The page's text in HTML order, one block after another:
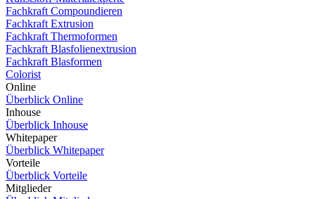
Fachkraft Compoundieren
Fachkraft Extrusion
Fachkraft Thermoformen
Fachkraft Blasfolienextrusion
Fachkraft Blasformen
Colorist
Online
Überblick Online
Inhouse
Überblick Inhouse
Whitepaper
Überblick Whitepaper
Vorteile
Überblick Vorteile
Mitglieder